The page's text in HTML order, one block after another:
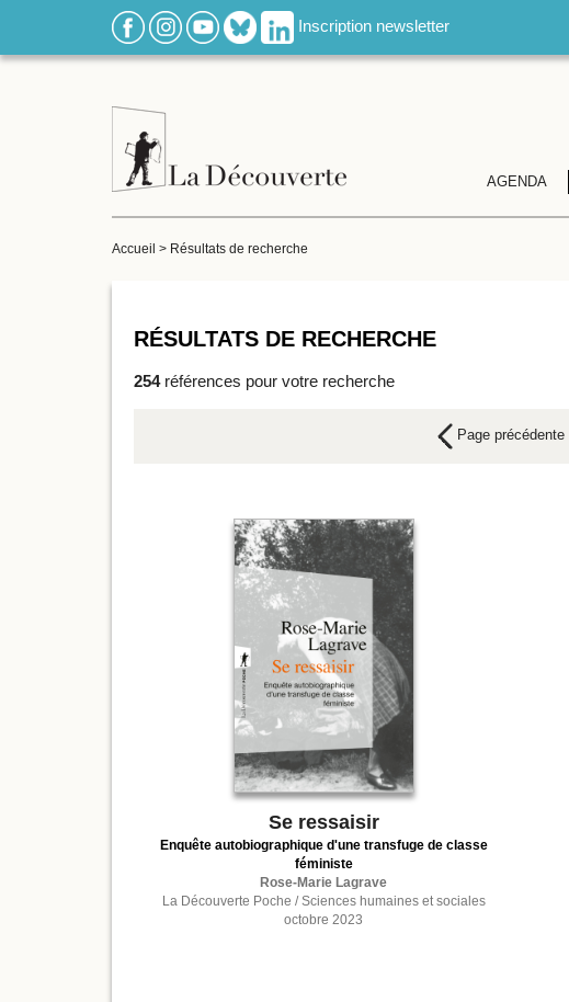
Inscription newsletter
AGENDA
Accueil > Résultats de recherche
RÉSULTATS DE RECHERCHE
254références pour votre recherche
Page précédente
Se ressaisir
Enquête autobiographique d'une transfuge de classe
féministe
Rose-Marie Lagrave
La Découverte Poche / Sciences humaines et sociales
octobre 2023